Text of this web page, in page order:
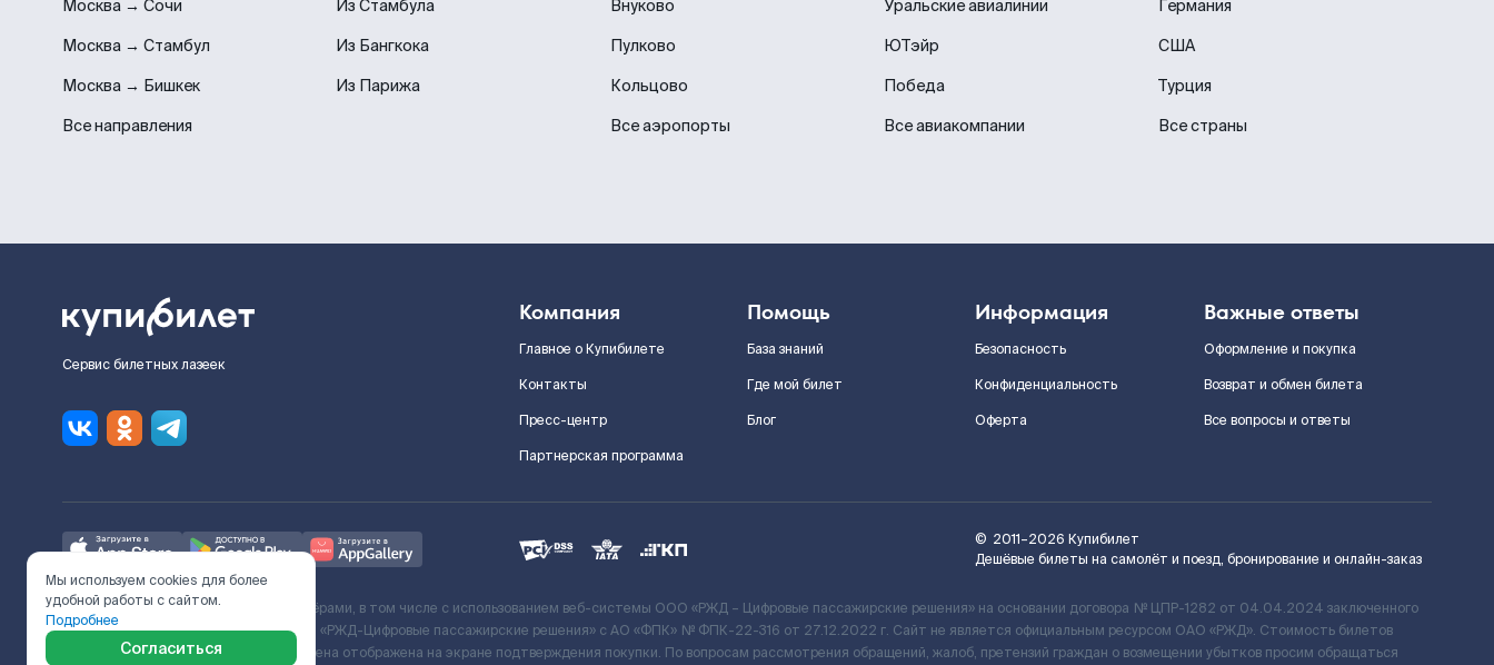
Москва → Сочи
Москва → Стамбул
Москва → Бишкек
Все направления
Из Стамбула
Из Бангкока
Из Парижа
Внуково
Пулково
Кольцово
Все аэропорты
Уральские авиалинии
ЮТэйр
Победа
Все авиакомпании
Германия
США
Турция
Все страны
Сервис билетных лазеек
Компания
Главное о Купибилете
Контакты
Пресс-центр
Партнерская программа
Помощь
База знаний
Где мой билет
Блог
Информация
Безопасность
Конфиденциальность
Оферта
Важные ответы
Оформление и покупка
Возврат и обмен билета
Все вопросы и ответы
© 2011–2026 Купибилет
Дешёвые билеты на самолёт и поезд, бронирование и онлайн-заказ
Ж/Д билеты предоставляются партнёрами, в том числе с использованием веб-системы ООО «РЖД – Цифровые пассажирские решения» на основании договора № ЦПР-1282 от 04.04.2024 заключенного
с Поставщиком услуг и Договора ООО «РЖД-Цифровые пассажирские решения» c АО «ФПК» № ФПК-22-316 от 27.12.2022 г. Сайт не является официальным ресурсом ОАО «РЖД». Стоимость билетов
включает сервисный сбор. Итоговая цена отображена на экране подтверждения покупки. По вопросам рассмотрения обращений, жалоб, претензий граждан о возмещении убытков просим обращаться
Мы используем cookies для более
удобной работы с сайтом.
Подробнее
Согласиться